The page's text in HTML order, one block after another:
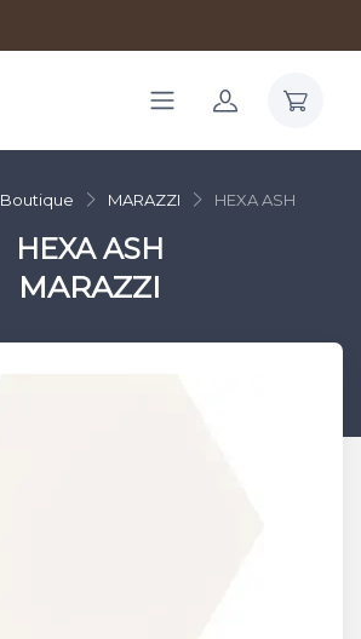
Boutique MARAZZI HEXA ASH
HEXA ASH
MARAZZI